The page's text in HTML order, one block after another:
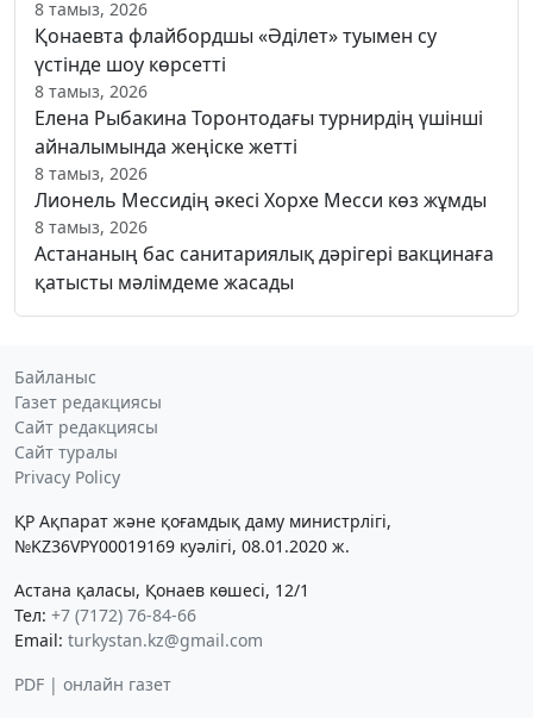
8 тамыз, 2026
Қонаевта флайбордшы «Әділет» туымен су
үстінде шоу көрсетті
8 тамыз, 2026
Елена Рыбакина Торонтодағы турнирдің үшінші
айналымында жеңіске жетті
8 тамыз, 2026
Лионель Мессидің әкесі Хорхе Месси көз жұмды
8 тамыз, 2026
Астананың бас санитариялық дәрігері вакцинаға
қатысты мәлімдеме жасады
Байланыс
Газет редакциясы
Сайт редакциясы
Сайт туралы
Privacy Policy
ҚР Ақпарат және қоғамдық даму министрлігі,
№KZ36VPY00019169 куәлігі, 08.01.2020 ж.
Астана қаласы, Қонаев көшесі, 12/1
Тел: +7 (7172) 76-84-66
Email: turkystan.kz@gmail.com
PDF | онлайн газет